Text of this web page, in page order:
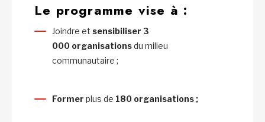
Le programme vise à :
Joindre et sensibiliser 3
000 organisationsdu milieu
communautaire ;
Former plus de 180 organisations ;